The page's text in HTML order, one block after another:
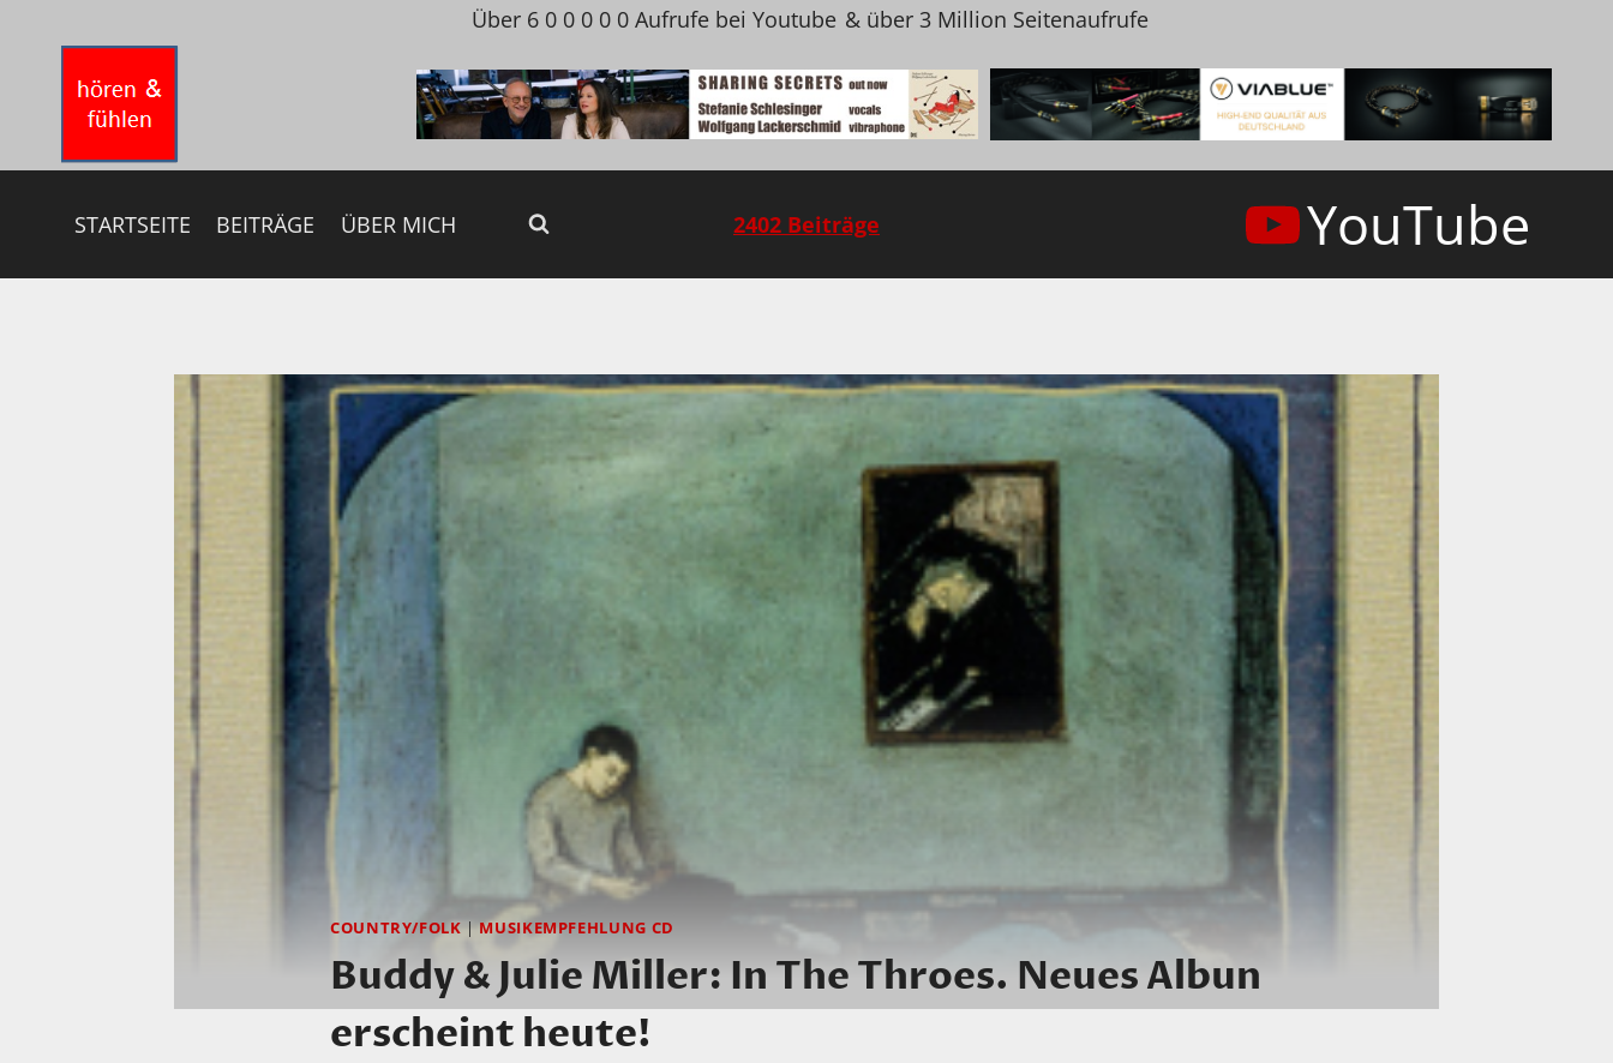
springen
Über 6 0 0 0 0 0 Aufrufe bei Youtube & über 3 Million Seitenaufrufe
STARTSEITE BEITRÄGE ÜBER MICH 2402 Beiträge YouTube
COUNTRY/FOLK|MUSIKEMPFEHLUNG CD
Buddy & Julie Miller: In The Throes. Neues Albun
erscheint heute!